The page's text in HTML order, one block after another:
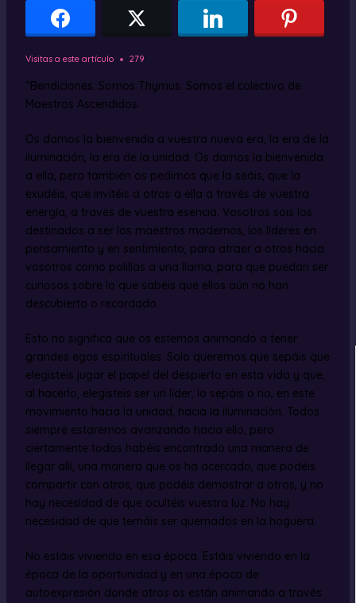
Visitas a este artículo 279
“Bendiciones. Somos Thymus. Somos el colectivo de
Maestros Ascendidos.
Os damos la bienvenida a vuestra nueva era, la era de la
iluminación, la era de la unidad. Os damos la bienvenida
a ella, pero también os pedimos que la seáis, que la
exudéis, que invitéis a otros a ella a través de vuestra
energía, a través de vuestra esencia. Vosotros sois los
destinados a ser los maestros modernos, los líderes en
pensamiento y en sentimiento, para atraer a otros hacia
vosotros como polillas a una llama, para que puedan ser
curiosos sobre lo que sabéis que ellos aún no han
descubierto o recordado.
Esto no significa que os estemos animando a tener
grandes egos espirituales. Solo queremos que sepáis que
elegisteis jugar el papel del despierto en esta vida y que,
al hacerlo, elegisteis ser un líder, lo sepáis o no, en este
movimiento hacia la unidad, hacia la iluminación. Todos
siempre estaremos avanzando hacia ello, pero
ciertamente todos habéis encontrado una manera de
llegar allí, una manera que os ha acercado, que podéis
compartir con otros, que podéis demostrar a otros, y no
hay necesidad de que ocultéis vuestra luz. No hay
necesidad de que temáis ser quemados en la hoguera.
No estáis viviendo en esa época. Estáis viviendo en la
época de la oportunidad y en una época de
autoexpresión donde otros os están animando a través